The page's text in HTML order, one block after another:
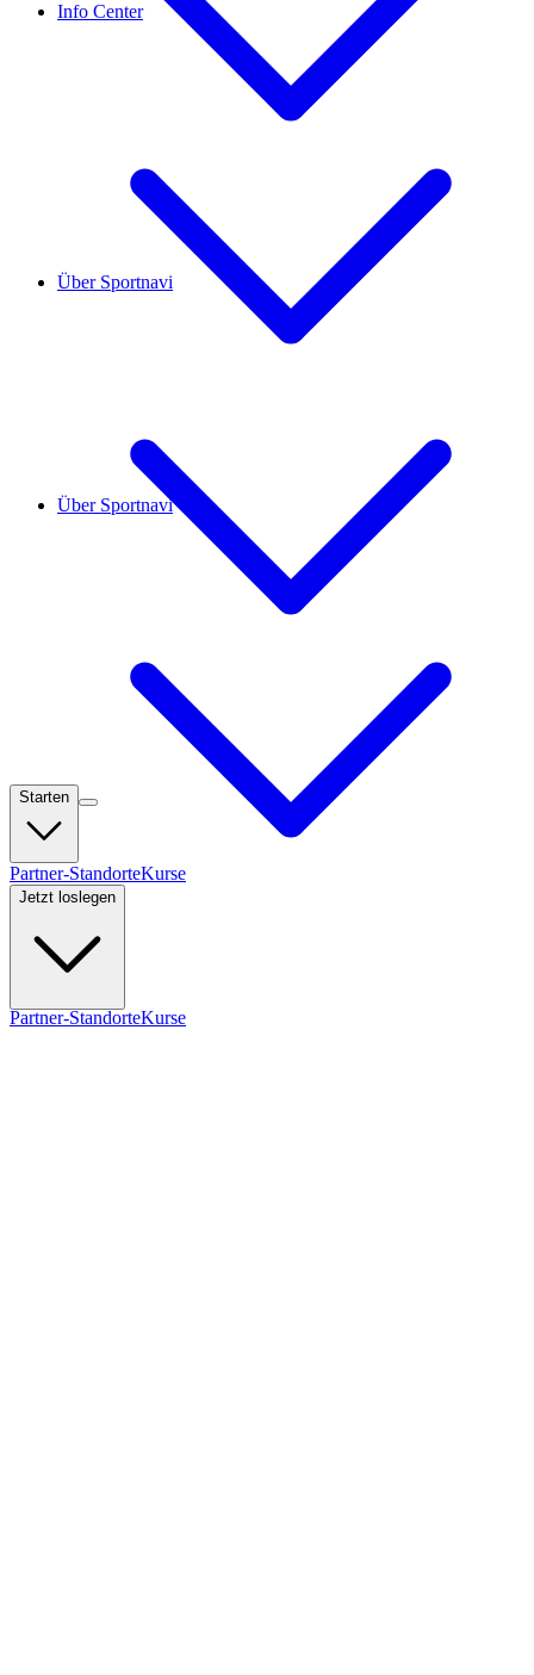
Über Sportnavi
Starten
Partner-StandorteKurse
Jetzt loslegen
Info Center
Über Sportnavi
Partner-StandorteKurse